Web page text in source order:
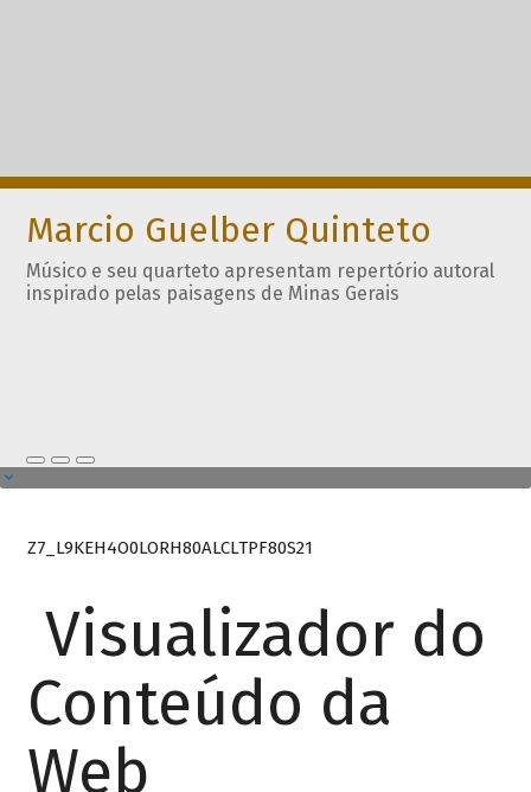
Marcio Guelber Quinteto
Músico e seu quarteto apresentam repertório autoral
inspirado pelas paisagens de Minas Gerais
Z7_L9KEH4O0LORH80ALCLTPF80S21
Visualizador do
Conteúdo da
Web